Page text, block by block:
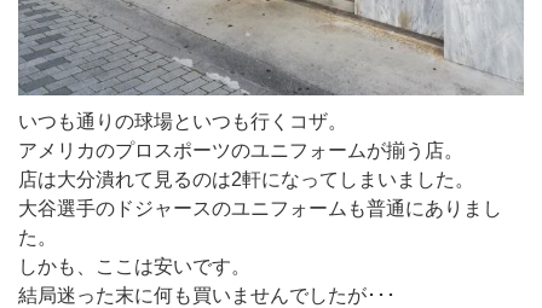
いつも通りの球場といつも行くコザ。
アメリカのプロスポーツのユニフォームが揃う店。
店は大分潰れて見るのは2軒になってしまいました。
大谷選手のドジャースのユニフォームも普通にありまし
た。
しかも、ここは安いです。
結局迷った末に何も買いませんでしたが･･･